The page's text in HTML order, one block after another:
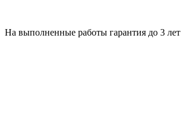
На выполненные работы гарантия до 3 лет